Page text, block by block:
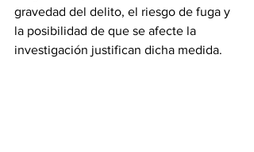
gravedad del delito, el riesgo de fuga y
la posibilidad de que se afecte la
investigación justifican dicha medida.